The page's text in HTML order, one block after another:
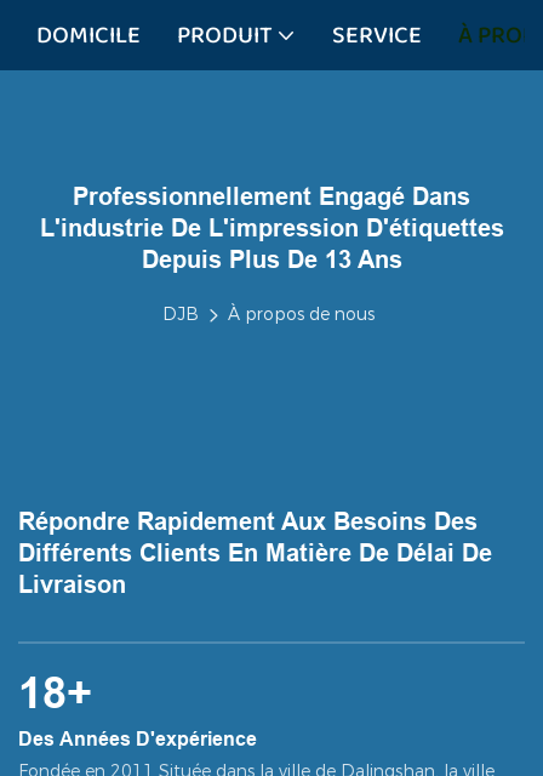
DOMICILE PRODUIT SERVICE À
Professionnellement Engagé Dans
L'industrie De L'impression D'étiquettes
Depuis Plus De 13 Ans
DJB À propos de nous
Répondre Rapidement Aux Besoins Des
Différents Clients En Matière De Délai De
Livraison
18+
Des Années D'expérience
Fondée en 2011 Située dans la ville de Dalingshan, la ville